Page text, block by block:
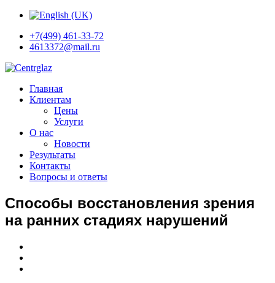
+7(499) 461-33-72
4613372@mail.ru
Главная
Клиентам
Цены
Услуги
О нас
Новости
Результаты
Контакты
Вопросы и ответы
Способы восстановления зрения
на ранних стадиях нарушений